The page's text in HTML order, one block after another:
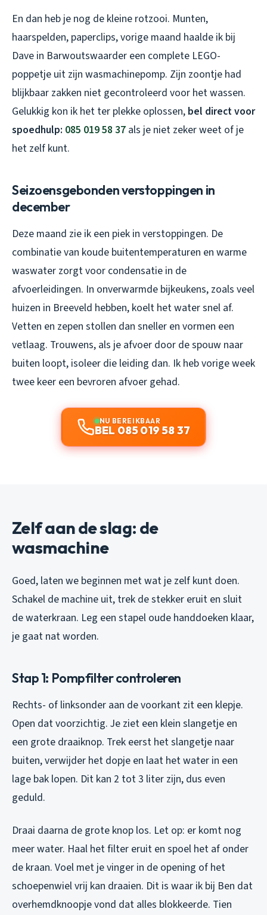
En dan heb je nog de kleine rotzooi. Munten,
haarspelden, paperclips, vorige maand haalde ik bij
Dave in Barwoutswaarder een complete LEGO-
poppetje uit zijn wasmachinepomp. Zijn zoontje had
blijkbaar zakken niet gecontroleerd voor het wassen.
Gelukkig kon ik het ter plekke oplossen, bel direct voor
spoedhulp: 085 019 58 37 als je niet zeker weet of je
het zelf kunt.
Seizoensgebonden verstoppingen in
december
Deze maand zie ik een piek in verstoppingen. De
combinatie van koude buitentemperaturen en warme
waswater zorgt voor condensatie in de
afvoerleidingen. In onverwarmde bijkeukens, zoals veel
huizen in Breeveld hebben, koelt het water snel af.
Vetten en zepen stollen dan sneller en vormen een
vetlaag. Trouwens, als je afvoer door de spouw naar
buiten loopt, isoleer die leiding dan. Ik heb vorige week
twee keer een bevroren afvoer gehad.
NU BEREIKBAAR
BEL 085 019 58 37
Zelf aan de slag: de
wasmachine
Goed, laten we beginnen met wat je zelf kunt doen.
Schakel de machine uit, trek de stekker eruit en sluit
de waterkraan. Leg een stapel oude handdoeken klaar,
je gaat nat worden.
Stap 1: Pompfilter controleren
Rechts- of linksonder aan de voorkant zit een klepje.
Open dat voorzichtig. Je ziet een klein slangetje en
een grote draaiknop. Trek eerst het slangetje naar
buiten, verwijder het dopje en laat het water in een
lage bak lopen. Dit kan 2 tot 3 liter zijn, dus even
geduld.
Draai daarna de grote knop los. Let op: er komt nog
meer water. Haal het filter eruit en spoel het af onder
de kraan. Voel met je vinger in de opening of het
schoepenwiel vrij kan draaien. Dit is waar ik bij Ben dat
overhemdknoopje vond dat alles blokkeerde. Tien